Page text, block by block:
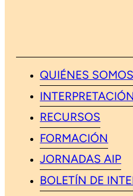
QUIÉNES SOMOS
RECURSOS
FORMACIÓN
JORNADAS AIP
BOLETÍN DE